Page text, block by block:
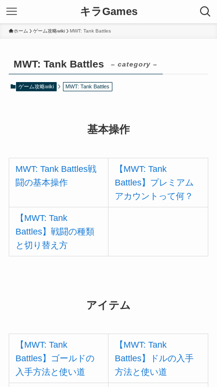
キラGames
ホーム ゲーム攻略wiki MWT: Tank Battles
MWT: Tank Battles – category –
ゲーム攻略wiki MWT: Tank Battles
基本操作
MWT: Tank Battles戦
闘の基本操作
【MWT: Tank
Battles】プレミアム
アカウントって何？
【MWT: Tank
Battles】戦闘の種類
と切り替え方
アイテム
【MWT: Tank
Battles】ゴールドの
入手方法と使い道
【MWT: Tank
Battles】ドルの入手
方法と使い道